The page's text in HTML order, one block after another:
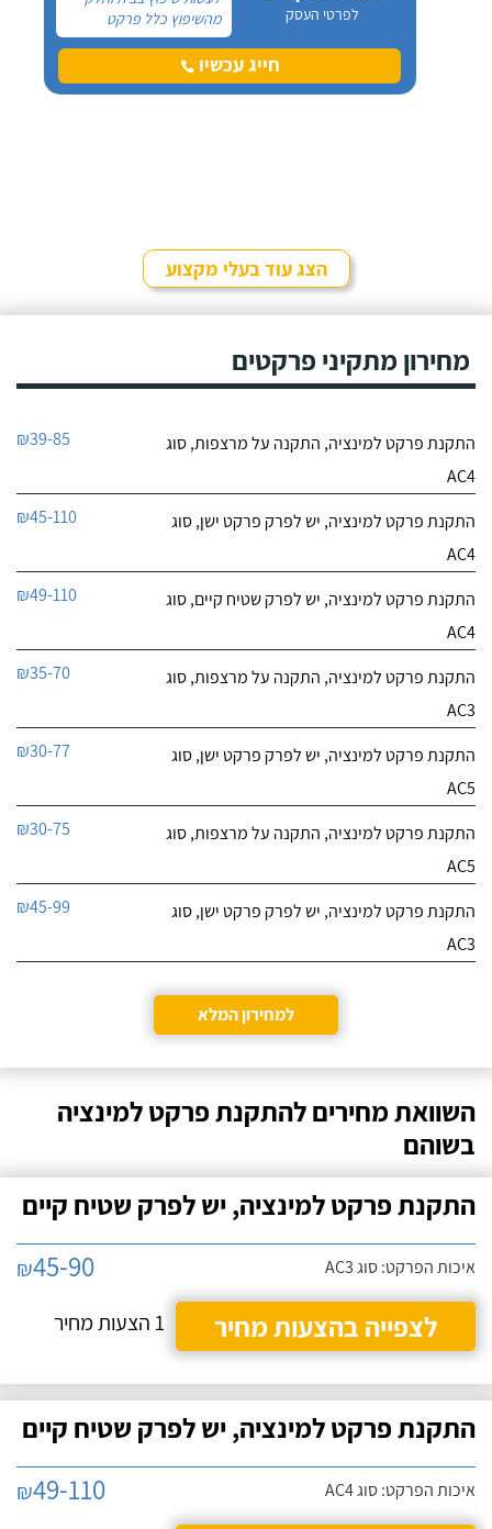
לפרטי העסק
מהשיפוץ כלל פרקט
למינציה שיותקן מעל
הריצוף (הישן) הקיים. קנינו
את הפרקט מחנות חיצונית
חייג עכשיו
הצג עוד בעלי מקצוע
מחירון מתקיני פרקטים
התקנת פרקט למינציה, התקנה על מרצפות, סוג
AC4
₪39-85
התקנת פרקט למינציה, יש לפרק פרקט ישן, סוג
AC4
₪45-110
התקנת פרקט למינציה, יש לפרק שטיח קיים, סוג
AC4
₪49-110
התקנת פרקט למינציה, התקנה על מרצפות, סוג
AC3
₪35-70
התקנת פרקט למינציה, יש לפרק פרקט ישן, סוג
AC5
₪30-77
התקנת פרקט למינציה, התקנה על מרצפות, סוג
AC5
₪30-75
התקנת פרקט למינציה, יש לפרק פרקט ישן, סוג
AC3
₪45-99
למחירון המלא
השוואת מחירים להתקנת פרקט למינציה
בשוהם
התקנת פרקט למינציה, יש לפרק שטיח קיים
איכות הפרקט: סוג AC3 ₪45-90
לצפייה בהצעות מחיר
1 הצעות מחיר
התקנת פרקט למינציה, יש לפרק שטיח קיים
איכות הפרקט: סוג AC4 ₪49-110